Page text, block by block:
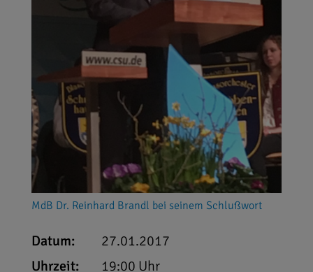
MdB Dr. Reinhard Brandl bei seinem Schlußwort
Datum:
27.01.2017
Uhrzeit:
19:00 Uhr